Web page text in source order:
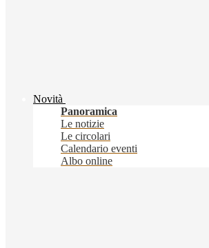
Novità
Panoramica
Le notizie
Le circolari
Calendario eventi
Albo online